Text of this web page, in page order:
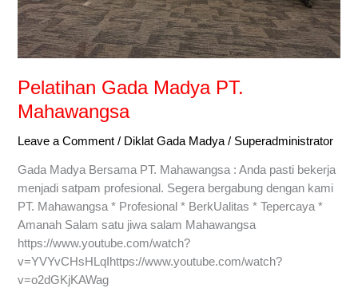
Pelatihan Gada Madya PT.
Mahawangsa
Leave a Comment / Diklat Gada Madya / Superadministrator
Gada Madya Bersama PT. Mahawangsa : Anda pasti bekerja
menjadi satpam profesional. Segera bergabung dengan kami
PT. Mahawangsa * Profesional * BerkUalitas * Tepercaya *
Amanah Salam satu jiwa salam Mahawangsa
https://www.youtube.com/watch?
v=YVYvCHsHLqIhttps://www.youtube.com/watch?
v=o2dGKjKAWag